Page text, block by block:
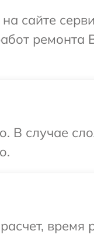
сайте
ремонта
В случае
время